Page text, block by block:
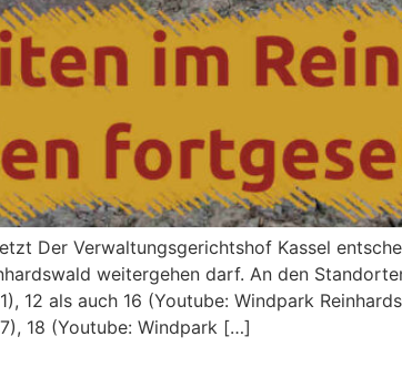
Der Verwaltungsgerichtshof Kassel
weitergehen darf. An den
12 als auch 16 (Youtube: Windpark
18 (Youtube: Windpark […]